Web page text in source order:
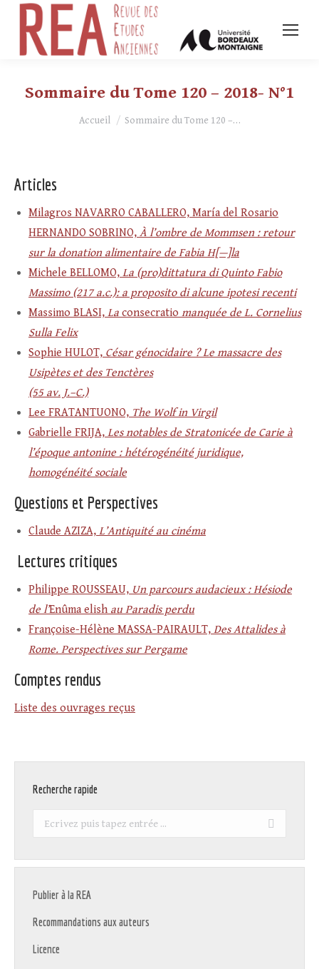
Sommaire du Tome 120 – 2018- N°1
Vous êtes ici :
Accueil Sommaire du Tome 120 –…
Articles
Milagros NAVARRO CABALLERO, María del Rosario
HERNANDO SOBRINO, À l’ombre de Mommsen : retour
sur la donation alimentaire de Fabia H[—]la
Michele BELLOMO, La (pro)dittatura di Quinto Fabio
Massimo (217 a.c.): a proposito di alcune ipotesi recenti
Massimo BLASI, La consecratio manquée de L. Cornelius
Sulla Felix
Sophie HULOT, César génocidaire ? Le massacre des
Usipètes et des Tenctères
(55 av. J.–C.)
Lee FRATANTUONO, The Wolf in Virgil
Gabrielle FRIJA, Les notables de Stratonicée de Carie à
l’époque antonine :hétérogénéité juridique,
homogénéité sociale
Questions et Perspectives
Claude AZIZA, L’Antiquité au cinéma
Lectures critiques
Philippe ROUSSEAU, Un parcours audacieux : Hésiode
de l’Enûma elish au Paradis perdu
Françoise-Hélène MASSA-PAIRAULT, Des Attalides à
Rome. Perspectives sur Pergame
Comptes rendus
Liste des ouvrages reçus
Recherche rapide
Recherche
Publier à la REA
Recommandations aux auteurs
Licence